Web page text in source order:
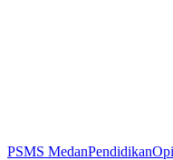
PSMS MedanPendidikan